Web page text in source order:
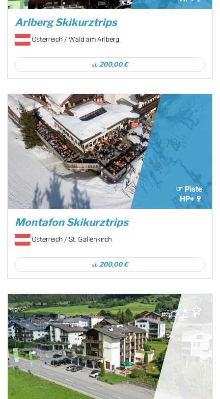
Arlberg Skikurztrips
Österreich / Wald am Arlberg
ab 200,00 €
☞ Piste
HP+🍷
Montafon Skikurztrips
Österreich / St. Gallenkirch
ab 200,00 €